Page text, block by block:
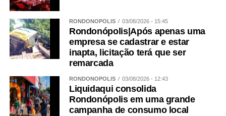
RONDONÓPOLIS 03/08/2026 - 15:45
Rondonópolis|Após apenas uma
empresa se cadastrar e estar
inapta, licitação terá que ser
remarcada
RONDONÓPOLIS 03/08/2026 - 12:43
Liquidaqui consolida
Rondonópolis em uma grande
campanha de consumo local